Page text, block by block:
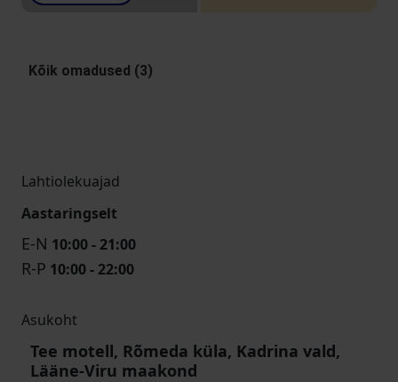
Kõik omadused (3)
Lahtiolekuajad
Aastaringselt
E-N 10:00 - 21:00
R-P 10:00 - 22:00
Asukoht
Tee motell, Rõmeda küla, Kadrina vald,
Lääne-Viru maakond